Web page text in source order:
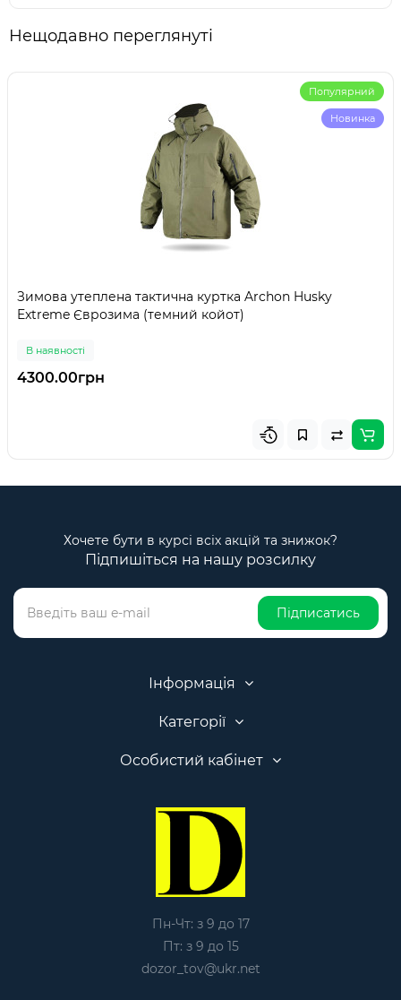
Нещодавно переглянуті
Популярний
Новинка
Зимова утеплена тактична куртка Archon Husky
Extreme Єврозима (темний койот)
В наявності
4300.00грн
Хочете бути в курсі всіх акцій та знижок?
Підпишіться на нашу розсилку
Підписатись
Інформація
Категорії
Особистий кабінет
Пн-Чт: з 9 до 17
Пт: з 9 до 15
dozor_tov@ukr.net